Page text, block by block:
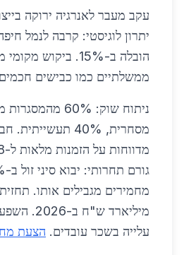
עקב מעבר לאנרגיה ירוקה
יתרון לוגיסטי: קרבה לנמל
הובלה ב-15%. ביקוש
ממשלתיים כמו כבישים חכמים
ניתוח שוק: 60%
מסחרית, 40%
עלייה בשכר עובדים. הצעת